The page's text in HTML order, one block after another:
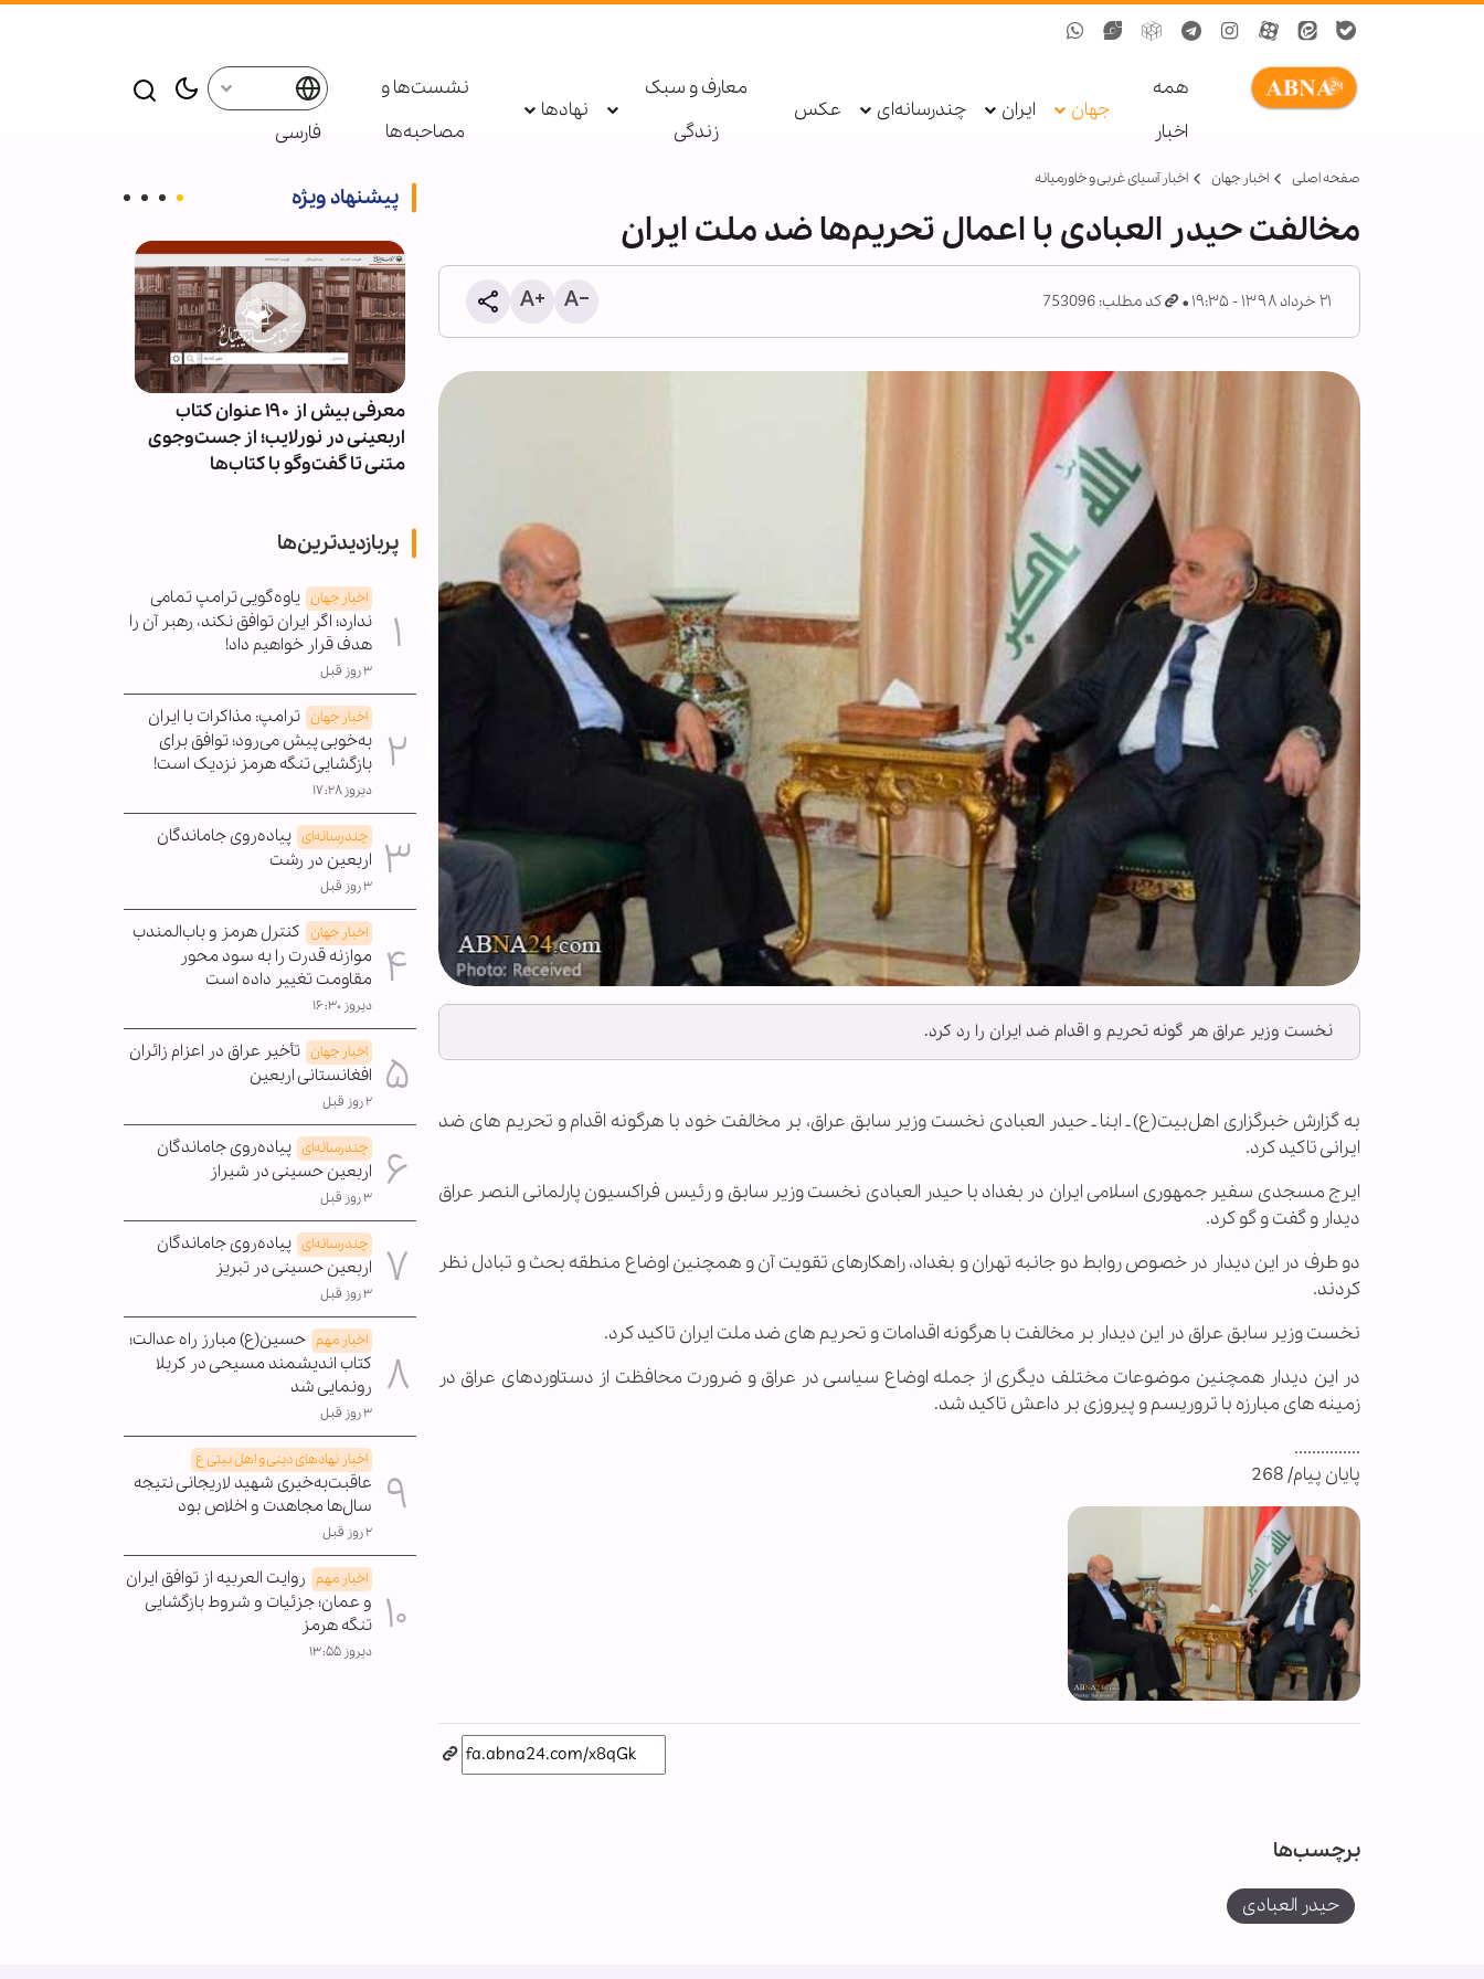
همه
اخبار
جهان ایران چندرسانه‌ای عکس
معارف و سبک
زندگی
نهادها
نشست‌ها و
مصاحبه‌ها
فارسی
صفحه اصلی اخبار جهان اخبار آسیای غربی و خاورمیانه
مخالفت حیدر العبادی با اعمال تحریم‌ها ضد ملت ایران
۲۱ خرداد ۱۳۹۸ - ۱۹:۳۵ کد مطلب: 753096
نخست وزیر عراق هر گونه تحریم و اقدام ضد ایران را رد کرد.
به گزارش خبرگزاری اهل‌بیت(ع) ـ ابنا ـ حیدر العبادی نخست وزیر سابق عراق، بر مخالفت خود با هرگونه اقدام و تحریم های ضد
ایرانی تاکید کرد.
ایرج مسجدی سفیر جمهوری اسلامی ایران در بغداد با حیدر العبادی نخست وزیر سابق و رئیس فراکسیون پارلمانی النصر عراق
دیدار و گفت و گو کرد.
دو طرف در این دیدار در خصوص روابط دو جانبه تهران و بغداد، راهکارهای تقویت آن و همچنین اوضاع منطقه بحث و تبادل نظر
کردند.
نخست وزیر سابق عراق در این دیدار بر مخالفت با هرگونه اقدامات و تحریم های ضد ملت ایران تاکید کرد.
در این دیدار همچنین موضوعات مختلف دیگری از جمله اوضاع سیاسی در عراق و ضرورت محافظت از دستاوردهای عراق در
زمینه های مبارزه با تروریسم و پیروزی بر داعش تاکید شد.
...............
پایان پیام/ 268
برچسب‌ها
حیدر العبادی
پیشنهاد ویژه
معرفی بیش از ۱۹۰ عنوان کتاب
اربعینی در نورلایب؛ از جست‌وجوی
متنی تا گفت‌وگو با کتاب‌ها
پربازدیدترین‌ها
اخبار جهان یاوه‌گویی ترامپ تمامی
ندارد؛ اگر ایران توافق نکند، رهبر آن را
هدف قرار خواهیم داد!
۳ روز قبل
اخبار جهان ترامپ: مذاکرات با ایران
به‌خوبی پیش می‌رود؛ توافق برای
بازگشایی تنگه هرمز نزدیک است!
دیروز ۱۷:۲۸
چندرسانه‌ای پیاده‌روی جاماندگان
اربعین در رشت
۳ روز قبل
اخبار جهان کنترل هرمز و باب‌المندب
موازنه قدرت را به سود محور
مقاومت تغییر داده است
دیروز ۱۶:۳۰
اخبار جهان تأخیر عراق در اعزام زائران
افغانستانی اربعین
۲ روز قبل
چندرسانه‌ای پیاده‌روی جاماندگان
اربعین حسینی در شیراز
۳ روز قبل
چندرسانه‌ای پیاده‌روی جاماندگان
اربعین حسینی در تبریز
۳ روز قبل
اخبار مهم حسین(ع) مبارز راه عدالت؛
کتاب اندیشمند مسیحی در کربلا
رونمایی شد
۳ روز قبل
اخبار نهادهای دینی و اهل بیتی ع
عاقبت‌به‌خیری شهید لاریجانی نتیجه
سال‌ها مجاهدت و اخلاص بود
۲ روز قبل
اخبار مهم روایت العربیه از توافق ایران
و عمان؛ جزئیات و شروط بازگشایی
تنگه هرمز
دیروز ۱۳:۵۵